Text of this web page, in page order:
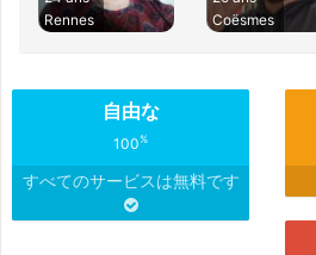
Rennes
Coësmes
自由な
100%
すべてのサービスは無料です